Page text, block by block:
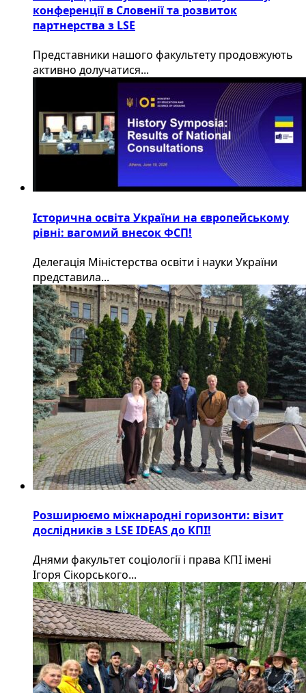
конференції в Словенії та розвиток
партнерства з LSE
​Представники нашого факультету продовжують
активно долучатися...
Історична освіта України на європейському
рівні: вагомий внесок ФСП!
Делегація Міністерства освіти і науки України
представила...
Розширюємо міжнародні горизонти: візит
дослідників з LSE IDEAS до КПІ!
Днями факультет соціології і права КПІ імені
Ігоря Сікорського...